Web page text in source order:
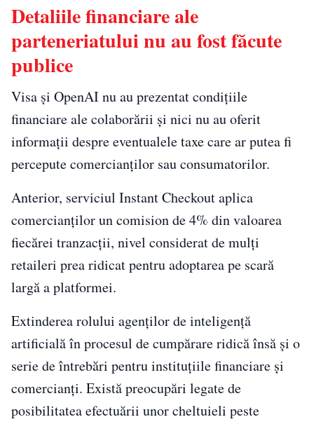
Detaliile financiare ale
parteneriatului nu au fost făcute
publice
Visa și OpenAI nu au prezentat condițiile
financiare ale colaborării și nici nu au oferit
informații despre eventualele taxe care ar putea fi
percepute comercianților sau consumatorilor.
Anterior, serviciul Instant Checkout aplica
comercianților un comision de 4% din valoarea
fiecărei tranzacții, nivel considerat de mulți
retaileri prea ridicat pentru adoptarea pe scară
largă a platformei.
Extinderea rolului agenților de inteligență
artificială în procesul de cumpărare ridică însă și o
serie de întrebări pentru instituțiile financiare și
comercianți. Există preocupări legate de
posibilitatea efectuării unor cheltuieli peste